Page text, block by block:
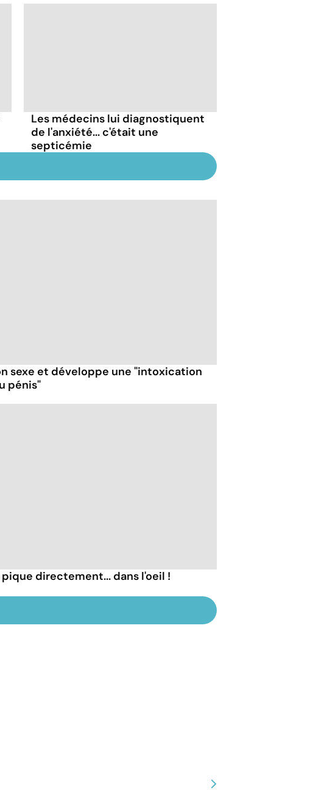
Les médecins lui diagnostiquent
de l'anxiété... c'était une
septicémie
sexe et développe une "intoxication
pénis"
directement... dans l'oeil !